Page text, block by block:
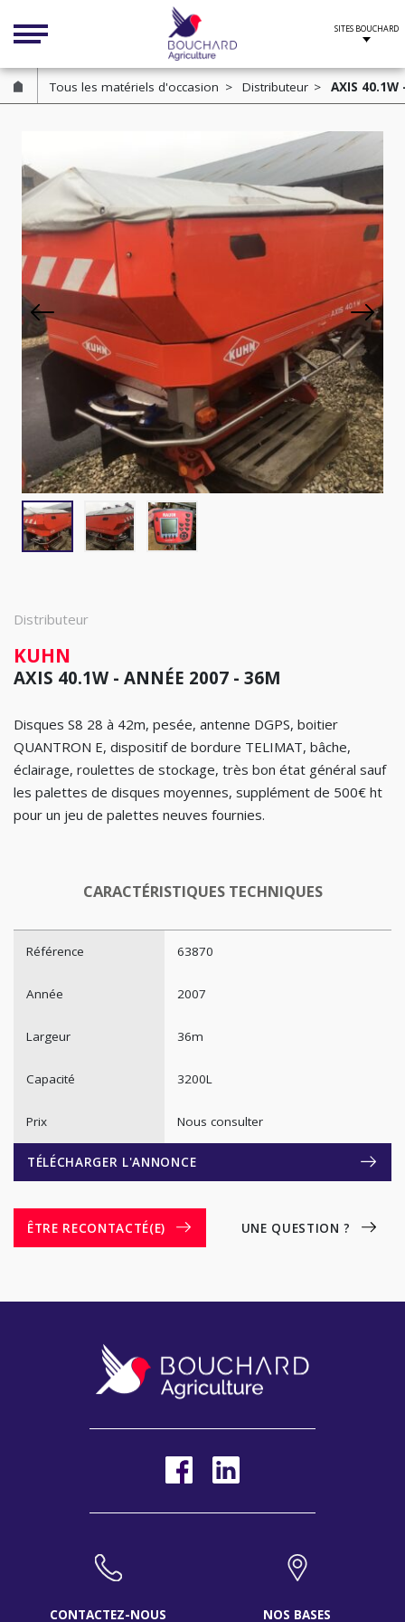
Tous les matériels d'occasion Distributeur AXIS
Distributeur
KUHN
AXIS 40.1W - ANNÉE 2007 - 36M
Disques S8 28 à 42m, pesée, antenne DGPS, boitier
QUANTRON E, dispositif de bordure TELIMAT, bâche,
éclairage, roulettes de stockage, très bon état général sauf
les palettes de disques moyennes, supplément de 500€ ht
pour un jeu de palettes neuves fournies.
CARACTÉRISTIQUES TECHNIQUES
Référence 63870
Année 2007
Largeur 36m
Capacité 3200L
Prix Nous consulter
TÉLÉCHARGER L'ANNONCE
ÊTRE RECONTACTÉ(E) UNE QUESTION ?
CONTACTEZ-NOUS NOS BASES